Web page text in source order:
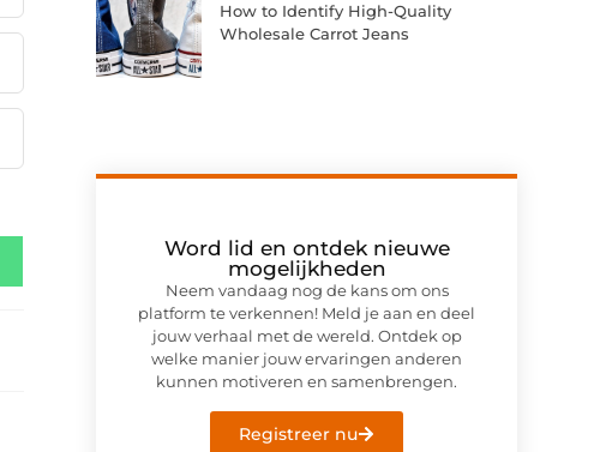
How to Identify High-Quality
Wholesale Carrot Jeans
Word lid en ontdek nieuwe
mogelijkheden
Neem vandaag nog de kans om ons
platform te verkennen! Meld je aan en deel
jouw verhaal met de wereld. Ontdek op
welke manier jouw ervaringen anderen
kunnen motiveren en samenbrengen.
Registreer nu